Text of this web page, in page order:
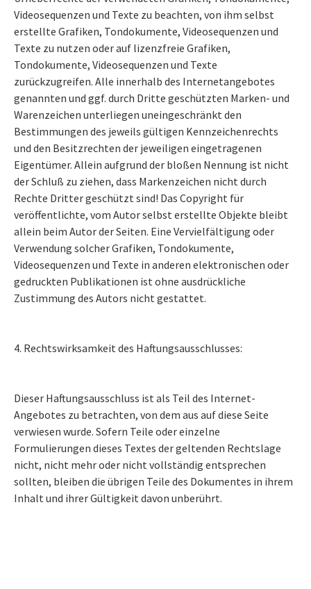
Videosequenzen und Texte zu beachten, von ihm selbst
erstellte Grafiken, Tondokumente, Videosequenzen und
Texte zu nutzen oder auf lizenzfreie Grafiken,
Tondokumente, Videosequenzen und Texte
zurückzugreifen. Alle innerhalb des Internetangebotes
genannten und ggf. durch Dritte geschützten Marken- und
Warenzeichen unterliegen uneingeschränkt den
Bestimmungen des jeweils gültigen Kennzeichenrechts
und den Besitzrechten der jeweiligen eingetragenen
Eigentümer. Allein aufgrund der bloßen Nennung ist nicht
der Schluß zu ziehen, dass Markenzeichen nicht durch
Rechte Dritter geschützt sind! Das Copyright für
veröffentlichte, vom Autor selbst erstellte Objekte bleibt
allein beim Autor der Seiten. Eine Vervielfältigung oder
Verwendung solcher Grafiken, Tondokumente,
Videosequenzen und Texte in anderen elektronischen oder
gedruckten Publikationen ist ohne ausdrückliche
Zustimmung des Autors nicht gestattet.
4. Rechtswirksamkeit des Haftungsausschlusses:
Dieser Haftungsausschluss ist als Teil des Internet-
Angebotes zu betrachten, von dem aus auf diese Seite
verwiesen wurde. Sofern Teile oder einzelne
Formulierungen dieses Textes der geltenden Rechtslage
nicht, nicht mehr oder nicht vollständig entsprechen
sollten, bleiben die übrigen Teile des Dokumentes in ihrem
Inhalt und ihrer Gültigkeit davon unberührt.